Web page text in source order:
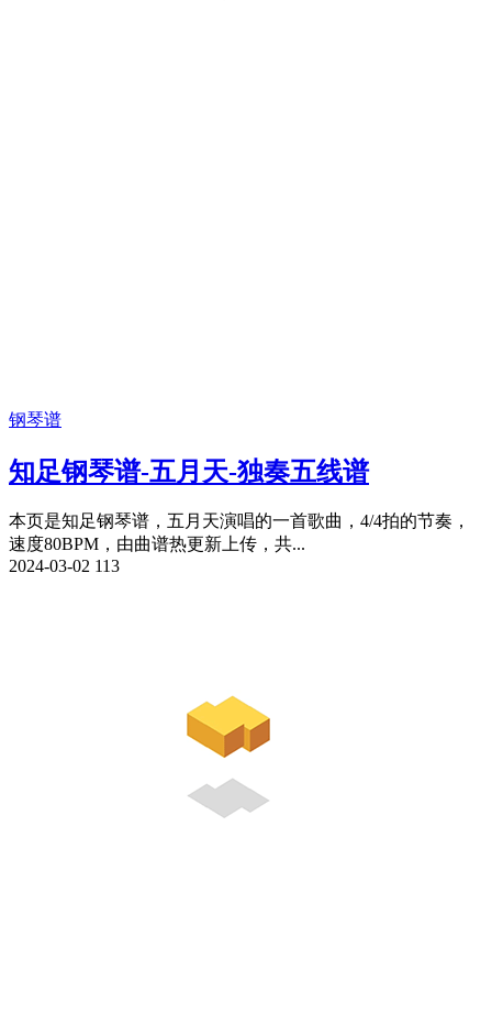
钢琴谱
知足钢琴谱-五月天-独奏五线谱
本页是知足钢琴谱，五月天演唱的一首歌曲，4/4拍的节奏，
速度80BPM，由曲谱热更新上传，共...
2024-03-02 113